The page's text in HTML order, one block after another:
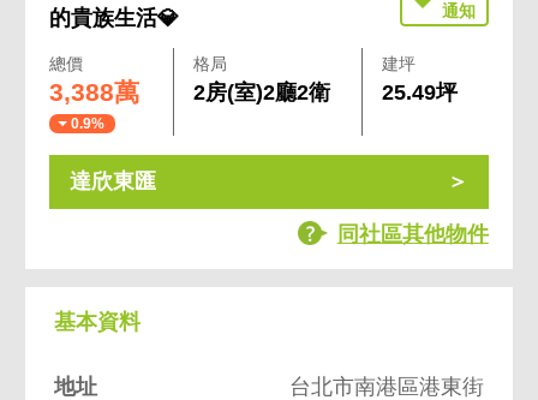
的貴族生活💎
總價
3,388萬
0.9%
格局
2房(室)2廳2衛
建坪
25.49坪
達欣東匯
同社區其他物件
基本資料
地址 台北市南港區港東街